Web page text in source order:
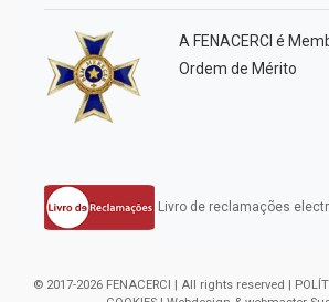
A FENACERCI é
Ordem de Mérito
Livro de reclamações
© 2017-2026 FENACERCI | All rights reserved |